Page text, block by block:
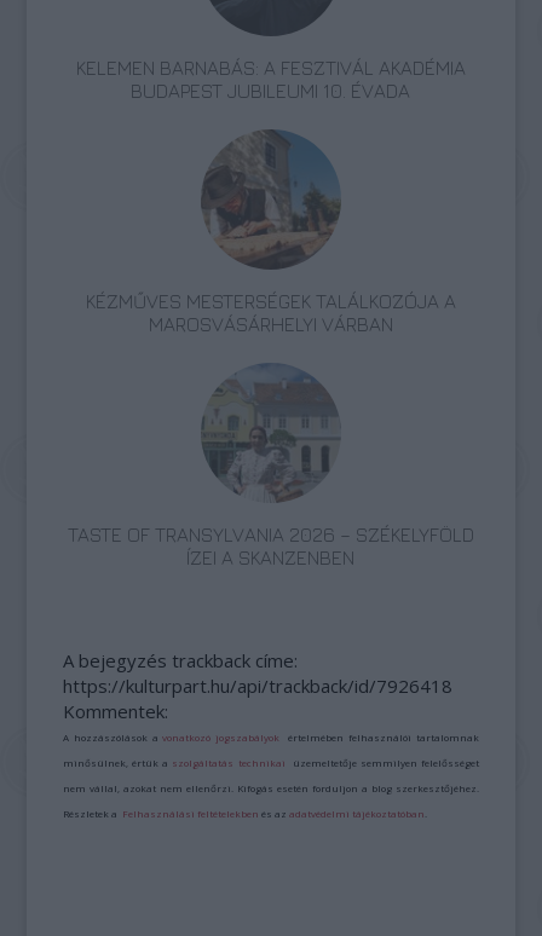
KELEMEN BARNABÁS: A FESZTIVÁL AKADÉMIA
BUDAPEST JUBILEUMI 10. ÉVADA
KÉZMŰVES MESTERSÉGEK TALÁLKOZÓJA A
MAROSVÁSÁRHELYI VÁRBAN
TASTE OF TRANSYLVANIA 2026 – SZÉKELYFÖLD
ÍZEI A SKANZENBEN
A bejegyzés trackback címe:
https://kulturpart.hu/api/trackback/id/7926418
Kommentek:
A hozzászólások avonatkozó jogszabályok értelmében felhasználói tartalomnak
minősülnek, értük a szolgáltatás technikai üzemeltetője semmilyen felelősséget
nem vállal, azokat nem ellenőrzi. Kifogás esetén forduljon a blog szerkesztőjéhez.
Részletek a Felhasználási feltételekben és azadatvédelmi tájékoztatóban